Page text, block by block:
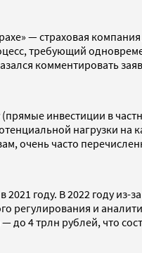
— страховая
требующий
комментировать
инвестиции в
нагрузки
очень часто
году. В 2022 году
регулирования и
4 трлн рублей, что